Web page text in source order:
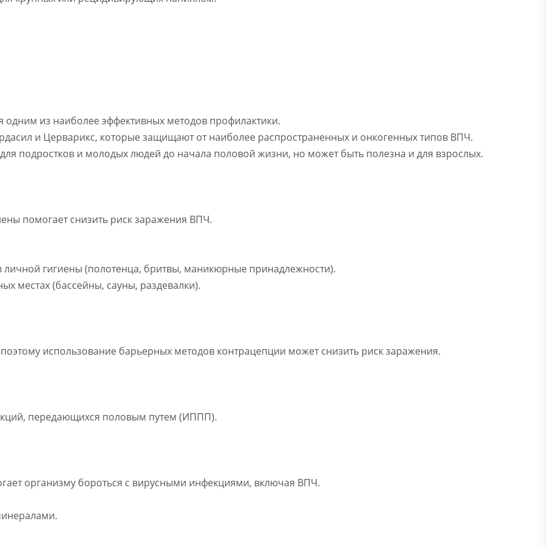
из наиболее эффективных методов профилактики.
и Церварикс, которые защищают от наиболее распространенных и онкогенных типов ВПЧ.
подростков и молодых людей до начала половой жизни, но может быть полезна и для взрослых.
помогает снизить риск заражения ВПЧ.
гигиены (полотенца, бритвы, маникюрные принадлежности).
местах (бассейны, сауны, раздевалки).
использование барьерных методов контрацепции может снизить риск заражения.
передающихся половым путем (ИППП).
организму бороться с вирусными инфекциями, включая ВПЧ.